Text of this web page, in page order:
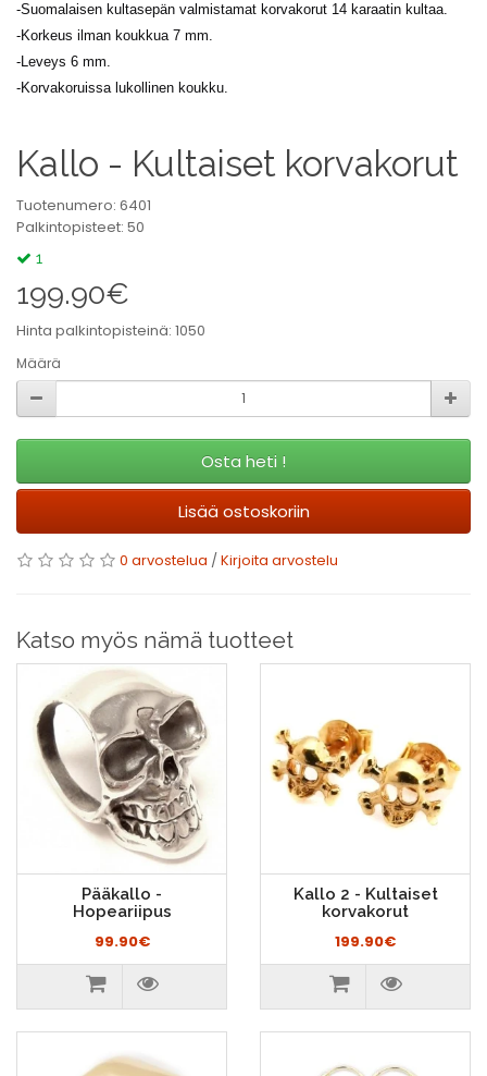
-Suomalaisen kultasepän valmistamat korvakorut 14 karaatin kultaa.
-Korkeus ilman koukkua 7 mm.
-Leveys 6 mm.
-Korvakoruissa lukollinen koukku.
Kallo - Kultaiset korvakorut
Tuotenumero: 6401
Palkintopisteet: 50
1
199.90€
Hinta palkintopisteinä: 1050
Määrä
Osta heti !
Lisää ostoskoriin
0 arvostelua /Kirjoita arvostelu
Katso myös nämä tuotteet
Pääkallo -
Hopeariipus
99.90€
Kallo 2 - Kultaiset
korvakorut
199.90€